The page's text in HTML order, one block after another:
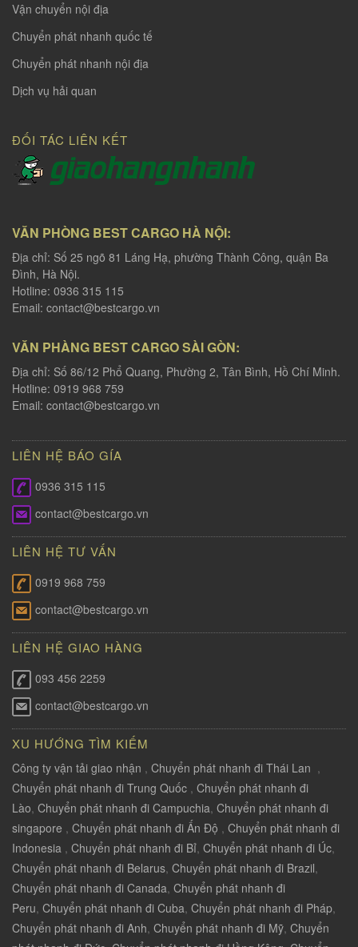
Vận chuyển nội địa
Chuyển phát nhanh quốc tế
Chuyển phát nhanh nội địa
Dịch vụ hải quan
ĐỐI TÁC LIÊN KẾT
VĂN PHÒNG BEST CARGO HÀ NỘI:
Địa chỉ: Số 25 ngõ 81 Láng Hạ, phường Thành Công, quận Ba
Đình, Hà Nội.
Hotline: 0936 315 115
Email: contact@bestcargo.vn
VĂN PHÀNG BEST CARGO SÀI GÒN:
Địa chỉ: Số 86/12 Phổ Quang, Phường 2, Tân Bình, Hồ Chí Minh.
Hotline: 0919 968 759
Email: contact@bestcargo.vn
LIÊN HỆ BÁO GÍA
0936 315 115
contact@bestcargo.vn
LIÊN HỆ TƯ VẤN
0919 968 759
contact@bestcargo.vn
LIÊN HỆ GIAO HÀNG
093 456 2259
contact@bestcargo.vn
XU HƯỚNG TÌM KIẾM
Công ty vận tải giao nhận , Chuyển phát nhanh đi Thái Lan ,
Chuyển phát nhanh đi Trung Quốc , Chuyển phát nhanh đi
Lào, Chuyển phát nhanh đi Campuchia, Chuyển phát nhanh đi
singapore , Chuyển phát nhanh đi Ấn Độ , Chuyển phát nhanh đi
Indonesia , Chuyển phát nhanh đi Bỉ, Chuyển phát nhanh đi Úc,
Chuyển phát nhanh đi Belarus, Chuyển phát nhanh đi Brazil,
Chuyển phát nhanh đi Canada, Chuyển phát nhanh đi
Peru, Chuyển phát nhanh đi Cuba, Chuyển phát nhanh đi Pháp,
Chuyển phát nhanh đi Anh, Chuyển phát nhanh đi Mỹ, Chuyển